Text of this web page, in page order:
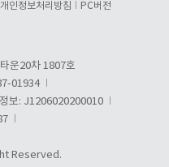
개인정보처리방침 PC버전
운20차 1807호
01934
보: J1206020200010
Reserved.